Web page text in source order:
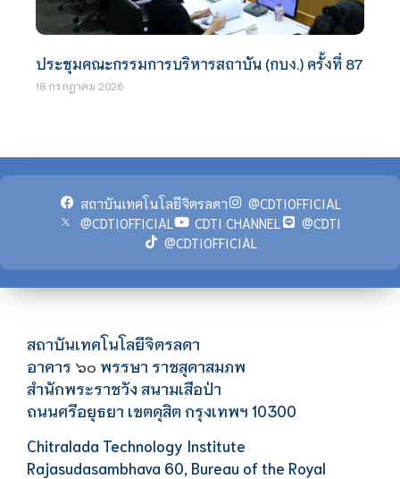
ประชุมคณะกรรมการบริหารสถาบัน (กบง.) ครั้งที่ 87
18 กรกฎาคม 2026
สถาบันเทคโนโลยีจิตรลดา
@CDTIOFFICIAL
@CDTIOFFICIAL
CDTI CHANNEL
@CDTI
@CDTIOFFICIAL
สถาบันเทคโนโลยีจิตรลดา
อาคาร ๖๐ พรรษา ราชสุดาสมภพ
สำนักพระราชวัง สนามเสือป่า
ถนนศรีอยุธยา เขตดุสิต กรุงเทพฯ 10300
Chitralada Technology Institute
Rajasudasambhava 60, Bureau of the Royal